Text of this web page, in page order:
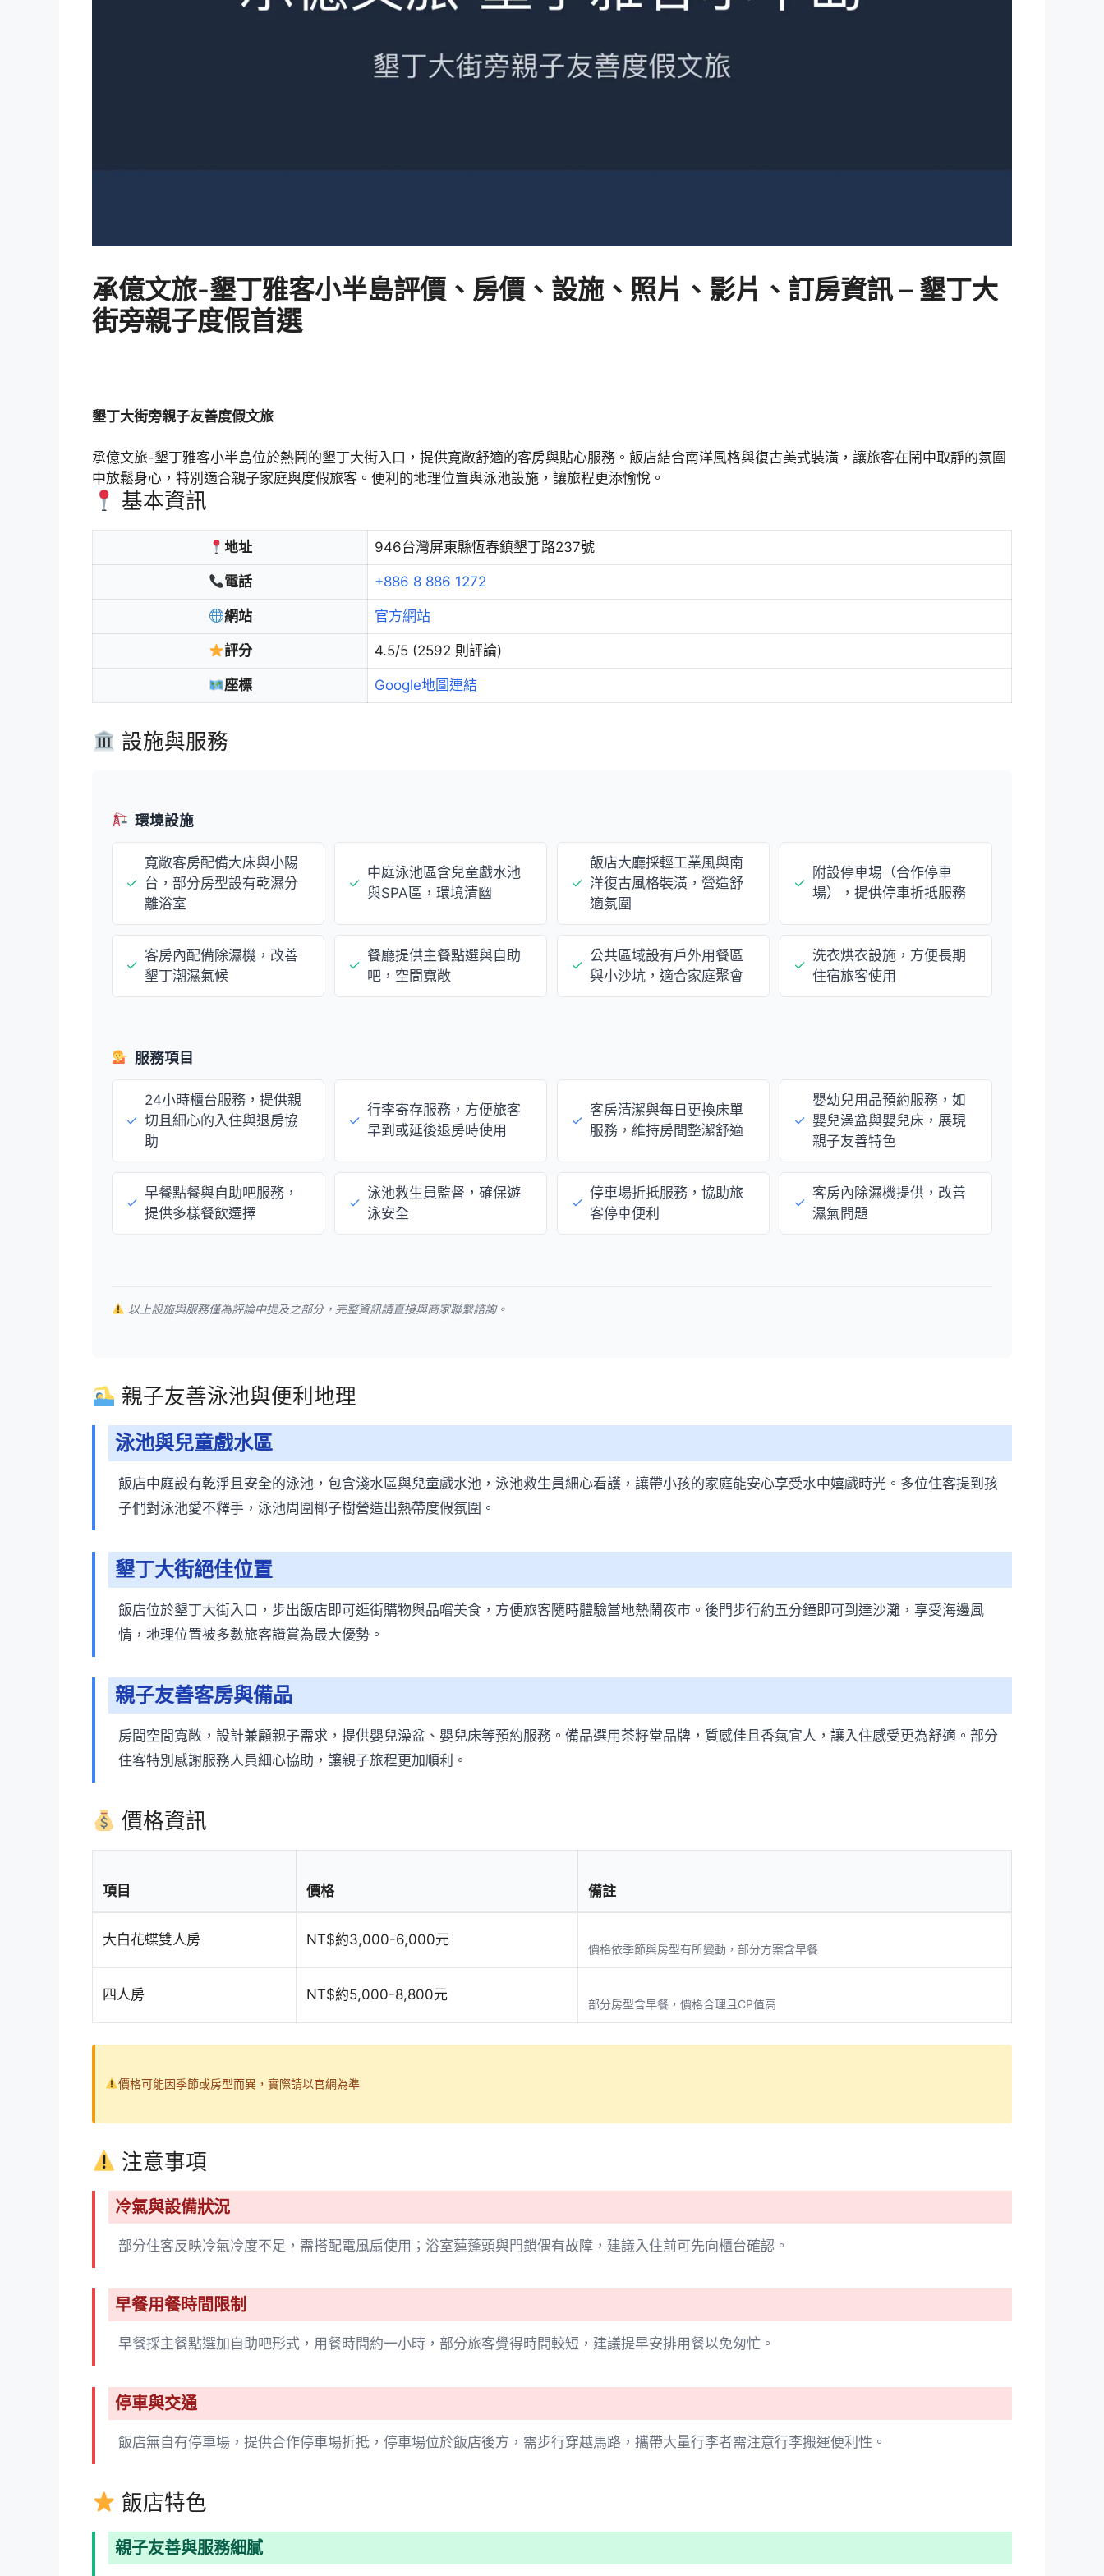
承億文旅-墾丁雅客小半島評價、房價、設施、照片、影片、訂房資訊 – 墾丁大
街旁親子度假首選
墾丁大街旁親子友善度假文旅
承億文旅-墾丁雅客小半島位於熱鬧的墾丁大街入口，提供寬敞舒適的客房與貼心服務。飯店結合南洋風格與復古美式裝潢，讓旅客在鬧中取靜的氛圍
中放鬆身心，特別適合親子家庭與度假旅客。便利的地理位置與泳池設施，讓旅程更添愉悅。
基本資訊
地址 946台灣屏東縣恆春鎮墾丁路237號
電話 +886 8 886 1272
網站 官方網站
評分 4.5/5 (2592 則評論)
座標 Google地圖連結
設施與服務
環境設施
✓
寬敞客房配備大床與小陽
台，部分房型設有乾濕分
離浴室
✓
中庭泳池區含兒童戲水池
與SPA區，環境清幽
✓
飯店大廳採輕工業風與南
洋復古風格裝潢，營造舒
適氛圍
✓
附設停車場（合作停車
場），提供停車折抵服務
✓
客房內配備除濕機，改善
墾丁潮濕氣候
✓
餐廳提供主餐點選與自助
吧，空間寬敞
✓
公共區域設有戶外用餐區
與小沙坑，適合家庭聚會
✓
洗衣烘衣設施，方便長期
住宿旅客使用
服務項目
✓
24小時櫃台服務，提供親
切且細心的入住與退房協
助
✓
行李寄存服務，方便旅客
早到或延後退房時使用
✓
客房清潔與每日更換床單
服務，維持房間整潔舒適
✓
嬰幼兒用品預約服務，如
嬰兒澡盆與嬰兒床，展現
親子友善特色
✓
早餐點餐與自助吧服務，
提供多樣餐飲選擇
✓
泳池救生員監督，確保遊
泳安全
✓
停車場折抵服務，協助旅
客停車便利
✓
客房內除濕機提供，改善
濕氣問題
以上設施與服務僅為評論中提及之部分，完整資訊請直接與商家聯繫諮詢。
親子友善泳池與便利地理
泳池與兒童戲水區
飯店中庭設有乾淨且安全的泳池，包含淺水區與兒童戲水池，泳池救生員細心看護，讓帶小孩的家庭能安心享受水中嬉戲時光。多位住客提到孩
子們對泳池愛不釋手，泳池周圍椰子樹營造出熱帶度假氛圍。
墾丁大街絕佳位置
飯店位於墾丁大街入口，步出飯店即可逛街購物與品嚐美食，方便旅客隨時體驗當地熱鬧夜市。後門步行約五分鐘即可到達沙灘，享受海邊風
情，地理位置被多數旅客讚賞為最大優勢。
親子友善客房與備品
房間空間寬敞，設計兼顧親子需求，提供嬰兒澡盆、嬰兒床等預約服務。備品選用茶籽堂品牌，質感佳且香氣宜人，讓入住感受更為舒適。部分
住客特別感謝服務人員細心協助，讓親子旅程更加順利。
價格資訊
項目 價格 備註
大白花蝶雙人房 NT$約3,000-6,000元
價格依季節與房型有所變動，部分方案含早餐
四人房 NT$約5,000-8,800元
部分房型含早餐，價格合理且CP值高
價格可能因季節或房型而異，實際請以官網為準
注意事項
冷氣與設備狀況
部分住客反映冷氣冷度不足，需搭配電風扇使用；浴室蓮蓬頭與門鎖偶有故障，建議入住前可先向櫃台確認。
早餐用餐時間限制
早餐採主餐點選加自助吧形式，用餐時間約一小時，部分旅客覺得時間較短，建議提早安排用餐以免匆忙。
停車與交通
飯店無自有停車場，提供合作停車場折抵，停車場位於飯店後方，需步行穿越馬路，攜帶大量行李者需注意行李搬運便利性。
飯店特色
親子友善與服務細膩